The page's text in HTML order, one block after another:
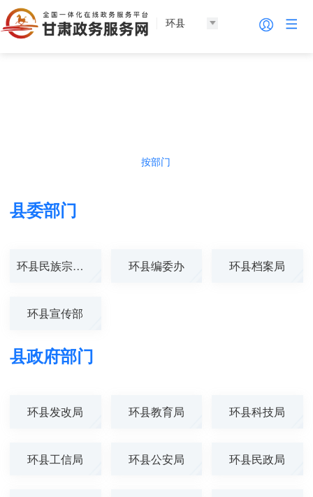
环县
按部门
县委部门
环县民族宗教事... 环县编委办 环县档案局
环县宣传部
县政府部门
环县发改局 环县教育局 环县科技局
环县工信局 环县公安局 环县民政局